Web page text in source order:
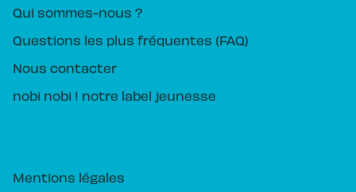
Qui sommes-nous ?
Questions les plus fréquentes (FAQ)
Nous contacter
nobi nobi ! notre label jeunesse
Mentions légales